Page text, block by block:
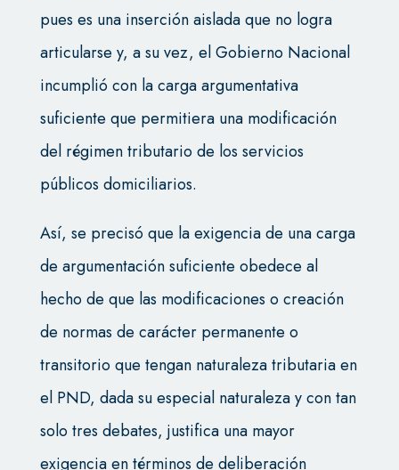
pues es una inserción aislada que no logra
articularse y, a su vez, el Gobierno Nacional
incumplió con la carga argumentativa
suficiente que permitiera una modificación
del régimen tributario de los servicios
públicos domiciliarios.
Así, se precisó que la exigencia de una carga
de argumentación suficiente obedece al
hecho de que las modificaciones o creación
de normas de carácter permanente o
transitorio que tengan naturaleza tributaria en
el PND, dada su especial naturaleza y con tan
solo tres debates, justifica una mayor
exigencia en términos de deliberación